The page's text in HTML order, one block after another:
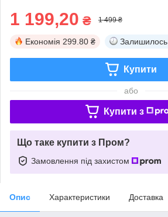
1 199,20 ₴ 1 499 ₴
Економія 299.80 ₴ Залишилось
Купити
або
Купити з
Що таке купити з Пром?
Замовлення під захистом
Опис Характеристики Доставка